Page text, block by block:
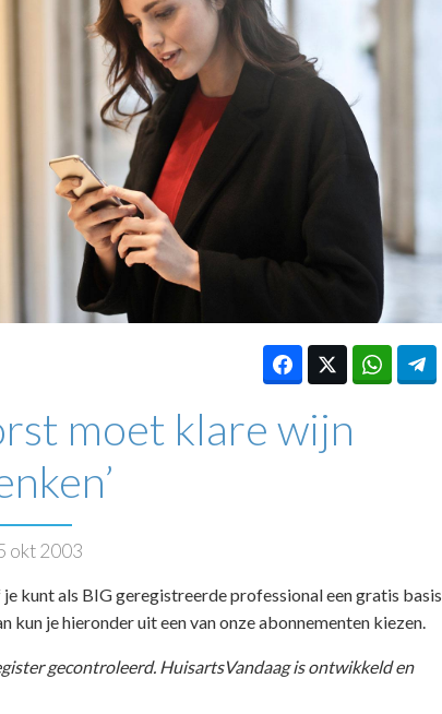
moet klare wijn
okt 2003
je kunt als BIG geregistreerde professional een gratis basis
kun je hieronder uit een van onze abonnementen kiezen.
gecontroleerd. HuisartsVandaag is ontwikkeld en